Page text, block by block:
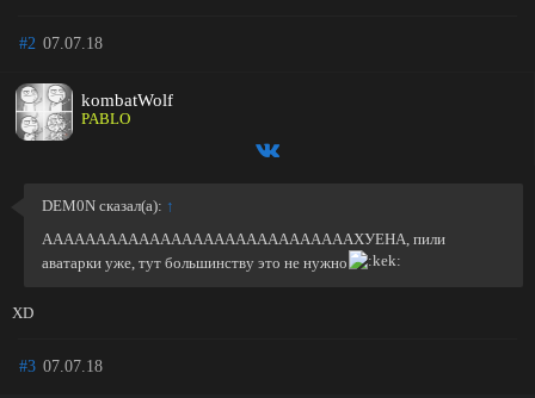
#2 07.07.18
kombatWolf
PABLO
DEM0N сказал(а): ↑
AAAAAAAAAAAAAAAAAAAAAAAAAAAAAХУЕНА, пили
аватарки уже, тут большинству это не нужно
XD
#3 07.07.18